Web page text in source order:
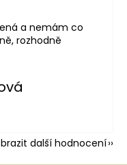
a nemám co
rozhodně
5 z 5 hvězdiček.
další hodnocení